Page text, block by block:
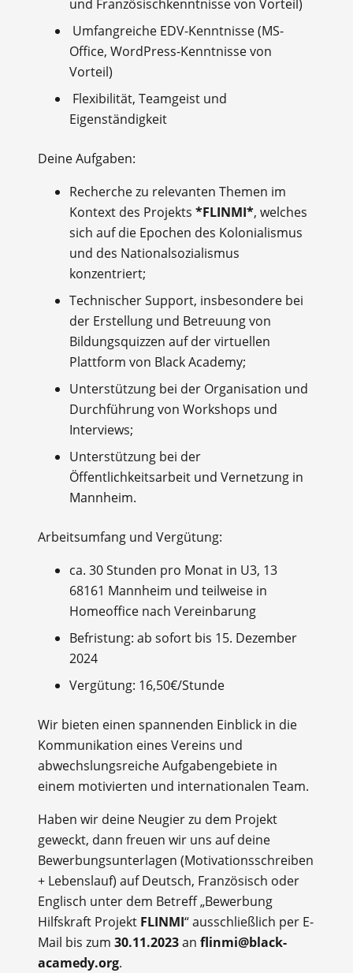
und Französischkenntnisse von Vorteil)
Umfangreiche EDV-Kenntnisse (MS-
Office, WordPress-Kenntnisse von
Vorteil)
Flexibilität, Teamgeist und
Eigenständigkeit
Deine Aufgaben:
Recherche zu relevanten Themen im
Kontext des Projekts *FLINMI*, welches
sich auf die Epochen des Kolonialismus
und des Nationalsozialismus
konzentriert;
Technischer Support, insbesondere bei
der Erstellung und Betreuung von
Bildungsquizzen auf der virtuellen
Plattform von Black Academy;
Unterstützung bei der Organisation und
Durchführung von Workshops und
Interviews;
Unterstützung bei der
Öffentlichkeitsarbeit und Vernetzung in
Mannheim.
Arbeitsumfang und Vergütung:
ca. 30 Stunden pro Monat in U3, 13
68161 Mannheim und teilweise in
Homeoffice nach Vereinbarung
Befristung: ab sofort bis 15. Dezember
2024
Vergütung: 16,50€/Stunde
Wir bieten einen spannenden Einblick in die
Kommunikation eines Vereins und
abwechslungsreiche Aufgabengebiete in
einem motivierten und internationalen Team.
Haben wir deine Neugier zu dem Projekt
geweckt, dann freuen wir uns auf deine
Bewerbungsunterlagen (Motivationsschreiben
+ Lebenslauf) auf Deutsch, Französisch oder
Englisch unter dem Betreff „Bewerbung
Hilfskraft Projekt FLINMI“ ausschließlich per E-
Mail bis zum 30.11.2023an flinmi@black-
acamedy.org.